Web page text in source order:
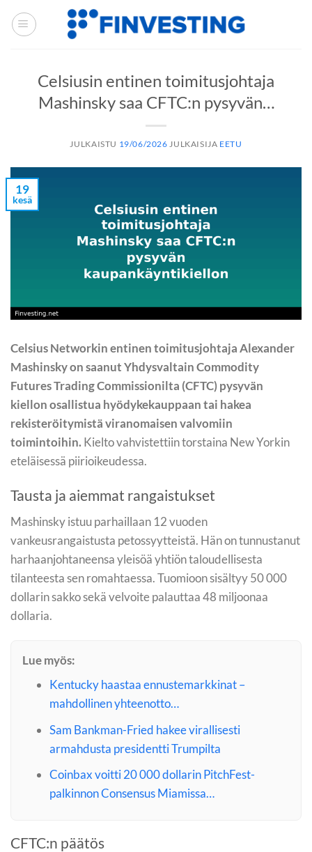
Siirry
sisältöön
Celsiusin entinen toimitusjohtaja
Mashinsky saa CFTC:n pysyvän…
JULKAISTU 19/06/2026 JULKAISIJA EETU
19
kesä
Celsius Networkin entinen toimitusjohtaja Alexander
Mashinsky on saanut Yhdysvaltain Commodity
Futures Trading Commissionilta (CFTC) pysyvän
kiellon osallistua hyödykekauppaan tai hakea
rekisteröitymistä viranomaisen valvomiin
toimintoihin. Kielto vahvistettiin torstaina New Yorkin
eteläisessä piirioikeudessa.
Tausta ja aiemmat rangaistukset
Mashinsky istuu parhaillaan 12 vuoden
vankeusrangaistusta petossyytteistä. Hän on tunnustanut
harhaanjohtaneensa yleisöä yhtiön taloudellisesta
tilanteesta sen romahtaessa. Tuomioon sisältyy 50 000
dollarin sakko sekä velvoite palauttaa 48 miljoonaa
dollaria.
Lue myös:
Kentucky haastaa ennustemarkkinat –
mahdollinen yhteenotto…
Sam Bankman-Fried hakee virallisesti
armahdusta presidentti Trumpilta
Coinbax voitti 20 000 dollarin PitchFest-
palkinnon Consensus Miamissa…
CFTC:n päätös